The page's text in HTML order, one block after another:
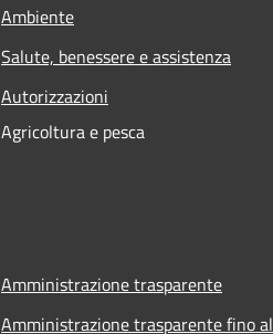
Ambiente
Salute, benessere e assistenza
Autorizzazioni
Agricoltura e pesca
Amministrazione trasparente
Amministrazione trasparente fino al